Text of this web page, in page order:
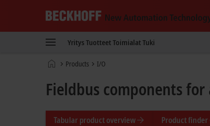
New
Technology
Yritys Tuotteet Toimialat Tuki
Kotisivu Products I/O
Fieldbus components
Tabular product overview Product finder